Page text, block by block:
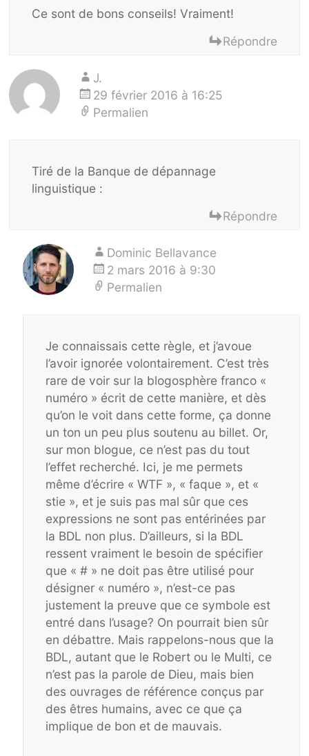
Ce sont de bons conseils! Vraiment!
Répondre
J.
29 février 2016 à 16:25
Permalien
Tiré de la Banque de dépannage
linguistique :
Répondre
Dominic Bellavance
2 mars 2016 à 9:30
Permalien
Je connaissais cette règle, et j’avoue
l’avoir ignorée volontairement. C’est très
rare de voir sur la blogosphère franco «
numéro » écrit de cette manière, et dès
qu’on le voit dans cette forme, ça donne
un ton un peu plus soutenu au billet. Or,
sur mon blogue, ce n’est pas du tout
l’effet recherché. Ici, je me permets
même d’écrire « WTF », « faque », et «
stie », et je suis pas mal sûr que ces
expressions ne sont pas entérinées par
la BDL non plus. D’ailleurs, si la BDL
ressent vraiment le besoin de spécifier
que « # » ne doit pas être utilisé pour
désigner « numéro », n’est-ce pas
justement la preuve que ce symbole est
entré dans l’usage? On pourrait bien sûr
en débattre. Mais rappelons-nous que la
BDL, autant que le Robert ou le Multi, ce
n’est pas la parole de Dieu, mais bien
des ouvrages de référence conçus par
des êtres humains, avec ce que ça
implique de bon et de mauvais.